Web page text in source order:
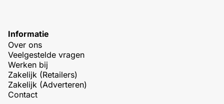
Informatie
Over ons
Veelgestelde vragen
Werken bij
Zakelijk (Retailers)
Zakelijk (Adverteren)
Contact